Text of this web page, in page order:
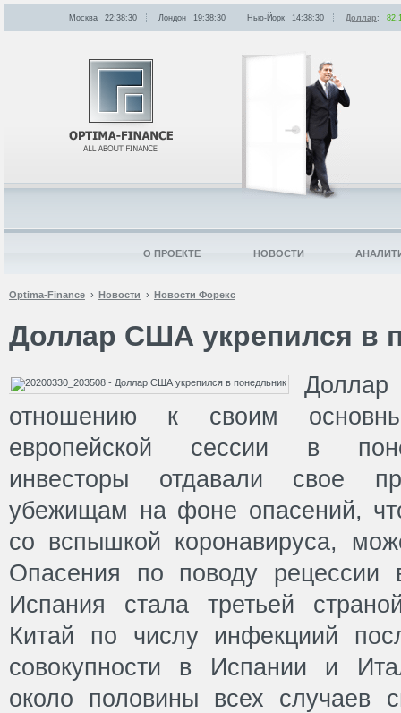
Optima-Finance Новости Новости Форекс
Доллар США укрепился в
отношению к своим
европейской сессии в
инвесторы отдавали свое
убежищам на фоне опасений,
со вспышкой коронавируса,
Опасения по поводу рецессии
Испания стала третьей
Китай по числу инфекциий
совокупности в Испании и
около половины всех случаев
Москва 22:38:30 Лондон 19:38:30 Нью-Йорк 14:38:30 Доллар:
О ПРОЕКТЕ НОВОСТИ